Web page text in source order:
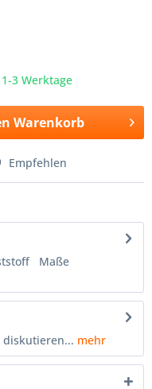
3 Werktage
Warenkorb
Empfehlen
Maße
diskutieren... mehr